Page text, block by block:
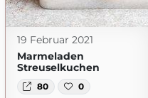
19 Februar 2021
Marmeladen
Streuselkuchen
80 0